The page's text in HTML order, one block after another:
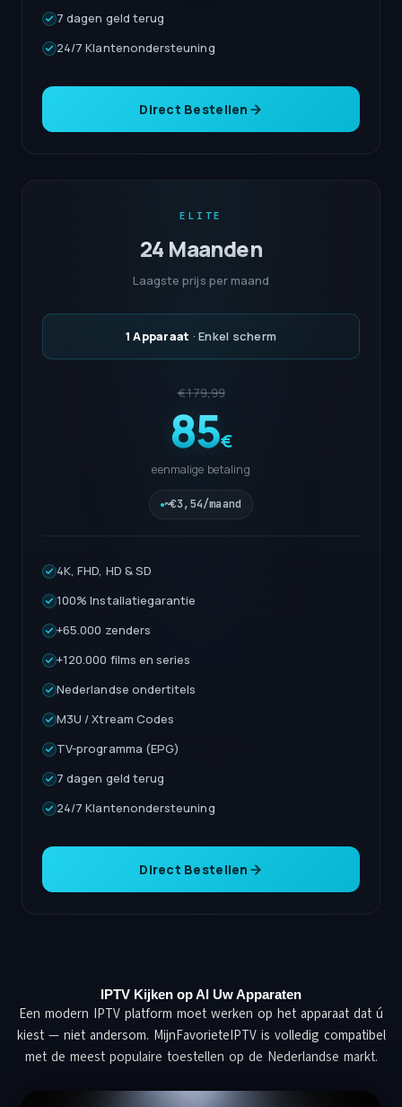
7 dagen geld terug
24/7 Klantenondersteuning
Direct Bestellen
ELITE
24 Maanden
Laagste prijs per maand
1 Apparaat · Enkel scherm
€179,99
85€
eenmalige betaling
~€3,54/maand
4K, FHD, HD & SD
100% Installatiegarantie
+65.000 zenders
+120.000 films en series
Nederlandse ondertitels
M3U / Xtream Codes
TV-programma (EPG)
7 dagen geld terug
24/7 Klantenondersteuning
Direct Bestellen
IPTV Kijken op Al Uw Apparaten
Een modern IPTV platform moet werken op het apparaat dat ú
kiest — niet andersom. MijnFavorieteIPTV is volledig compatibel
met de meest populaire toestellen op de Nederlandse markt.